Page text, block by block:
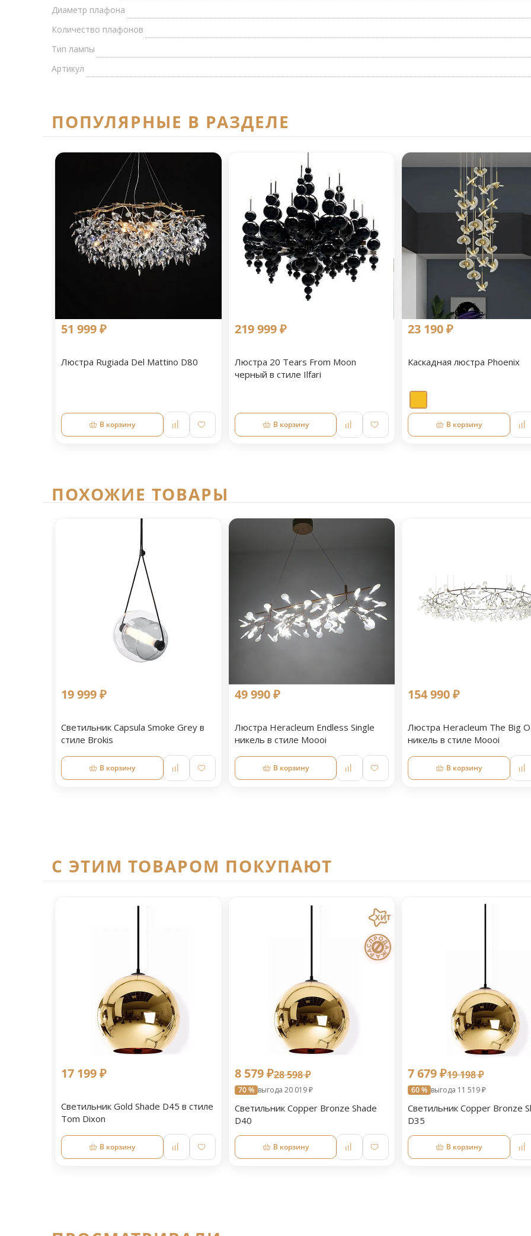
Диаметр плафона
Количество плафонов
Тип лампы
Артикул
ПОПУЛЯРНЫЕ В РАЗДЕЛЕ
51 999 ₽
Люстра Rugiada Del Mattino D80
В корзину
219 999 ₽
Люстра 20 Tears From Moon
черный в стиле Ilfari
В корзину
23 190 ₽
Каскадная люстра Phoenix
В корзину
ПОХОЖИЕ ТОВАРЫ
19 999 ₽
Светильник Capsula Smoke Grey в
стиле Brokis
В корзину
49 990 ₽
Люстра Heracleum Endless Single
никель в стиле Moooi
В корзину
154 990 ₽
Люстра Heracleum The Big
никель в стиле Moooi
В корзину
C ЭТИМ ТОВАРОМ ПОКУПАЮТ
17 199 ₽
Светильник Gold Shade D45 в стиле
Tom Dixon
В корзину
8 579 ₽28 598 ₽
70 % выгода 20 019 ₽
Светильник Copper Bronze Shade
D40
В корзину
7 679 ₽19 198 ₽
60 % выгода 11 519 ₽
Светильник Copper Bronze
D35
В корзину